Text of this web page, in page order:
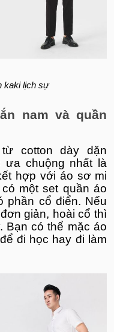
kaki lịch sự
nam và quần
cotton dày dặn
ưa chuộng nhất là
hợp với áo sơ mi
một set quần áo
phần cổ điển. Nếu
giản, hoài cổ thì
Bạn có thể mặc áo
đi học hay đi làm